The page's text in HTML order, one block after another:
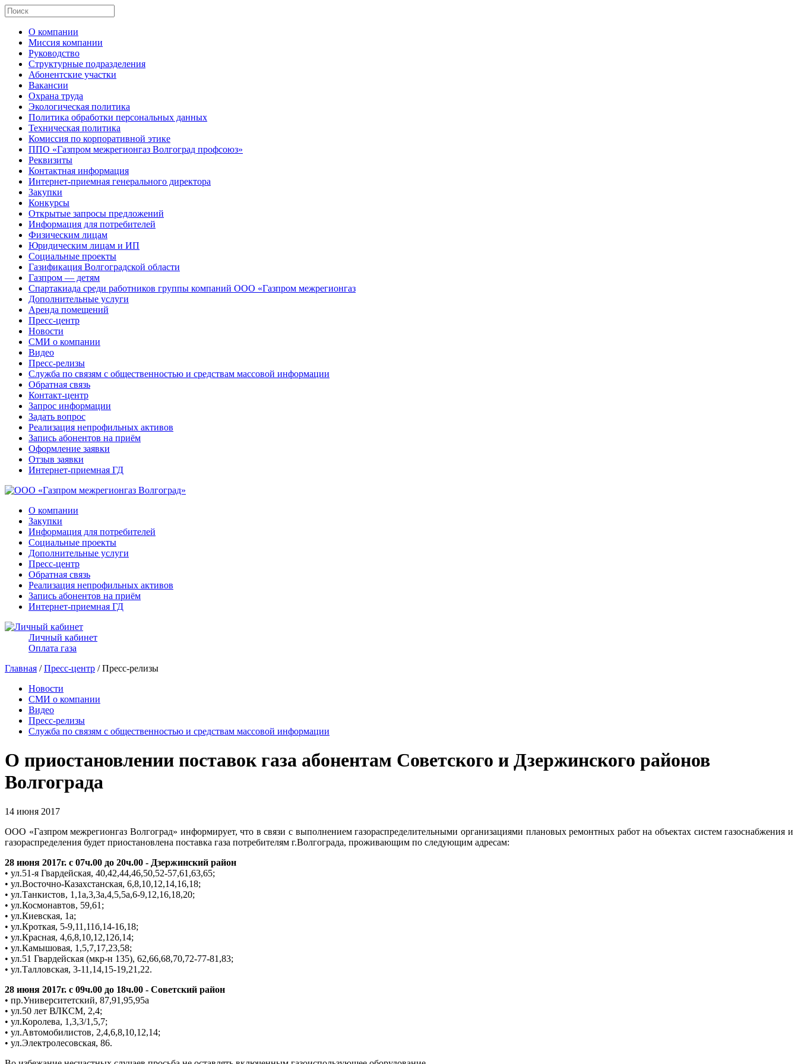
О компании
Миссия компании
Руководство
Структурные подразделения
Абонентские участки
Вакансии
Охрана труда
Экологическая политика
Политика обработки персональных данных
Техническая политика
Комиссия по корпоративной этике
ППО «Газпром межрегионгаз Волгоград профсоюз»
Реквизиты
Контактная информация
Интернет-приемная генерального директора
Закупки
Конкурсы
Открытые запросы предложений
Информация для потребителей
Физическим лицам
Юридическим лицам и ИП
Социальные проекты
Газификация Волгоградской области
Газпром — детям
Спартакиада среди работников группы компаний ООО «Газпром межрегионгаз
Дополнительные услуги
Аренда помещений
Пресс-центр
Новости
СМИ о компании
Видео
Пресс-релизы
Служба по связям с общественностью и средствам массовой информации
Обратная связь
Контакт-центр
Запрос информации
Задать вопрос
Реализация непрофильных активов
Запись абонентов на приём
Оформление заявки
Отзыв заявки
Интернет-приемная ГД
О компании
Закупки
Информация для потребителей
Социальные проекты
Дополнительные услуги
Пресс-центр
Обратная связь
Реализация непрофильных активов
Запись абонентов на приём
Интернет-приемная ГД
Личный кабинет
Оплата газа
Главная /Пресс-центр / Пресс-релизы
Новости
СМИ о компании
Видео
Пресс-релизы
Служба по связям с общественностью и средствам массовой информации
О приостановлении поставок газа абонентам Советского и Дзержинского районов
Волгограда
14 июня 2017
ООО «Газпром межрегионгаз Волгоград» информирует, что в связи с выполнением газораспределительными организациями плановых ремонтных работ на объектах систем газоснабжения и
газораспределения будет приостановлена поставка газа потребителям г.Волгограда, проживающим по следующим адресам:
28 июня 2017г. с 07ч.00 до 20ч.00 - Дзержинский район
• ул.51-я Гвардейская, 40,42,44,46,50,52-57,61,63,65;
• ул.Восточно-Казахстанская, 6,8,10,12,14,16,18;
• ул.Танкистов, 1,1а,3,3а,4,5,5а,6-9,12,16,18,20;
• ул.Космонавтов, 59,61;
• ул.Киевская, 1а;
• ул.Кроткая, 5-9,11,11б,14-16,18;
• ул.Красная, 4,6,8,10,12,12б,14;
• ул.Камышовая, 1,5,7,17,23,58;
• ул.51 Гвардейская (мкр-н 135), 62,66,68,70,72-77-81,83;
• ул.Талловская, 3-11,14,15-19,21,22.
28 июня 2017г. с 09ч.00 до 18ч.00 - Советский район
• пр.Университетский, 87,91,95,95а
• ул.50 лет ВЛКСМ, 2,4;
• ул.Королева, 1,3,3/1,5,7;
• ул.Автомобилистов, 2,4,6,8,10,12,14;
• ул.Электролесовская, 86.